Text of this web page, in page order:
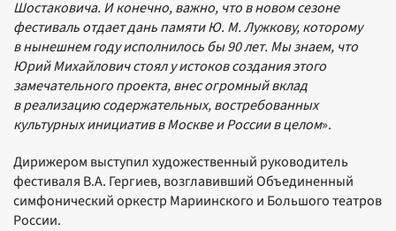
Шостаковича. И конечно, важно, что в новом сезоне
фестиваль отдает дань памяти Ю. М. Лужкову, которому
в нынешнем году исполнилось бы 90 лет. Мы знаем, что
Юрий Михайлович стоял у истоков создания этого
замечательного проекта, внес огромный вклад
в реализацию содержательных, востребованных
культурных инициатив в Москве и России в целом».
Дирижером выступил художественный руководитель
фестиваля В.А. Гергиев, возглавивший Объединенный
симфонический оркестр Мариинского и Большого театров
России.